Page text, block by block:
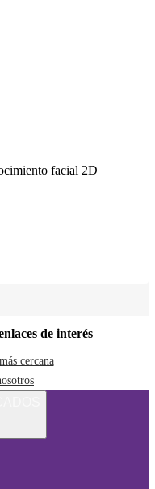
facial 2D
de interés
cercana